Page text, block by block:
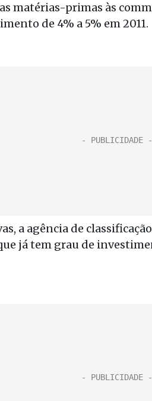
matérias-primas às
de 4% a 5% em 2011.
a agência de
já tem grau de